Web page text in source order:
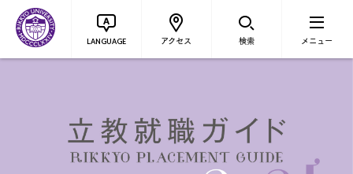
LANGUAGE アクセス 検索 メニュー